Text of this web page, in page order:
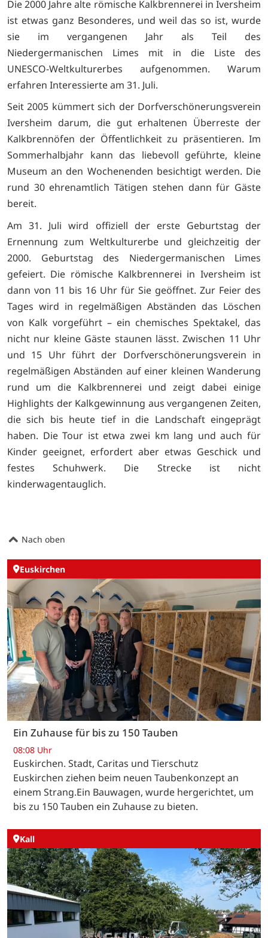
Die 2000 Jahre alte römische Kalkbrennerei in Iversheim
ist etwas ganz Besonderes, und weil das so ist, wurde
sie im vergangenen Jahr als Teil des
Niedergermanischen Limes mit in die Liste des
UNESCO-Weltkulturerbes aufgenommen. Warum
erfahren Interessierte am 31. Juli.
Seit 2005 kümmert sich der Dorfverschönerungsverein
Iversheim darum, die gut erhaltenen Überreste der
Kalkbrennöfen der Öffentlichkeit zu präsentieren. Im
Sommerhalbjahr kann das liebevoll geführte, kleine
Museum an den Wochenenden besichtigt werden. Die
rund 30 ehrenamtlich Tätigen stehen dann für Gäste
bereit.
Am 31. Juli wird offiziell der erste Geburtstag der
Ernennung zum Weltkulturerbe und gleichzeitig der
2000. Geburtstag des Niedergermanischen Limes
gefeiert. Die römische Kalkbrennerei in Iversheim ist
dann von 11 bis 16 Uhr für Sie geöffnet. Zur Feier des
Tages wird in regelmäßigen Abständen das Löschen
von Kalk vorgeführt – ein chemisches Spektakel, das
nicht nur kleine Gäste staunen lässt. Zwischen 11 Uhr
und 15 Uhr führt der Dorfverschönerungsverein in
regelmäßigen Abständen auf einer kleinen Wanderung
rund um die Kalkbrennerei und zeigt dabei einige
Highlights der Kalkgewinnung aus vergangenen Zeiten,
die sich bis heute tief in die Landschaft eingeprägt
haben. Die Tour ist etwa zwei km lang und auch für
Kinder geeignet, erfordert aber etwas Geschick und
festes Schuhwerk. Die Strecke ist nicht
kinderwagentauglich.
Nach oben
Euskirchen
Ein Zuhause für bis zu 150 Tauben
08:08 Uhr
Euskirchen. Stadt, Caritas und Tierschutz
Euskirchen ziehen beim neuen Taubenkonzept an
einem Strang.Ein Bauwagen, wurde hergerichtet, um
bis zu 150 Tauben ein Zuhause zu bieten.
Kall